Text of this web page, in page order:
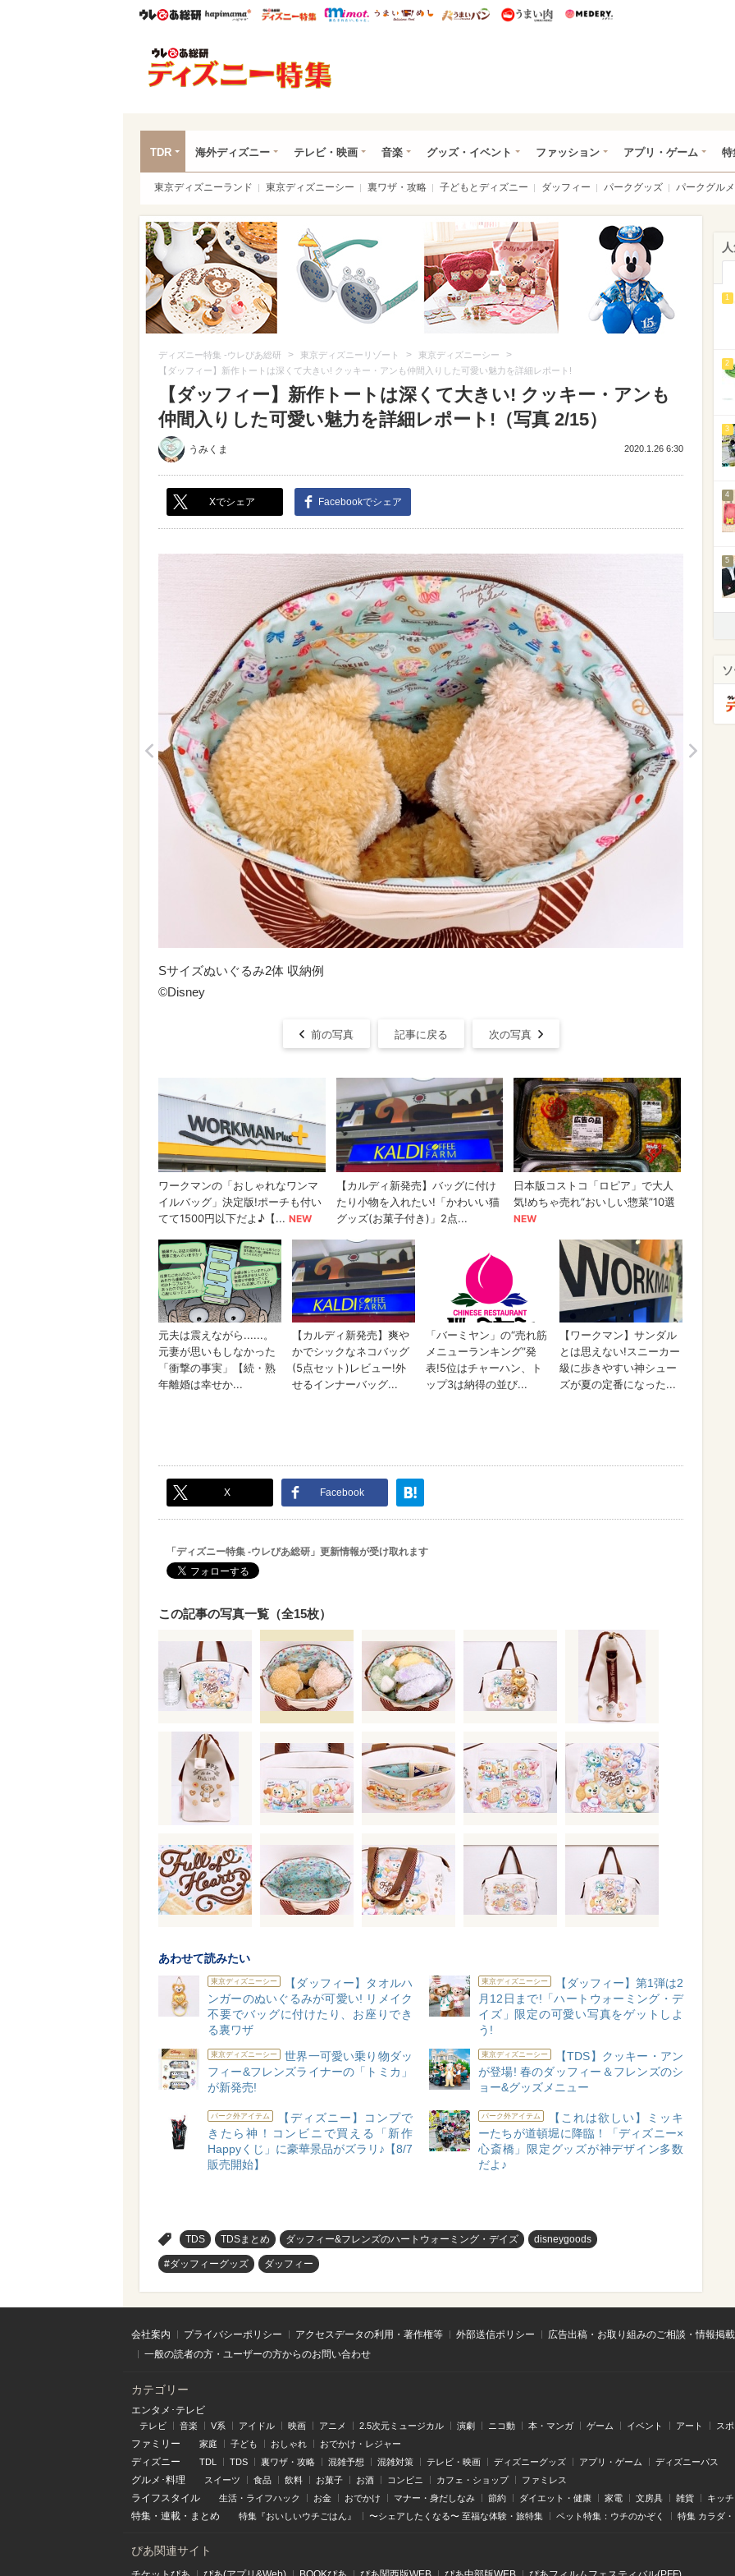
ウレぴあ総研ハピママ* ウレぴあ総研 ディズニー特集
mimot. うまいめし うまいパン うまい肉
TDR 海外ディズニー テレビ・映画 音楽 グッズ・イベント ファッション アプリ・ゲーム 特
東京ディズニーランド 東京ディズニーシー 裏ワザ・攻略 子どもとディズニー ダッフィー パークグッズ パークグルメ
ディズニー特集 -ウレぴあ総研 > 東京ディズニーリゾート > 東京ディズニーシー >
【ダッフィー】新作トートは深くて大きい! クッキー・アンも仲間入りした可愛い魅力を詳細レポート!
【ダッフィー】新作トートは深くて大きい! クッキー・アンも
仲間入りした可愛い魅力を詳細レポート!（写真 2/15）
うみくま 2020.1.26 6:30
Xでシェア Facebookでシェア
Sサイズぬいぐるみ2体 収納例
©Disney
前の写真 記事に戻る 次の写真
X Facebook
「ディズニー特集 -ウレぴあ総研」更新情報が受け取れます
この記事の写真一覧（全15枚）
あわせて読みたい
東京ディズニーシー
【ダッフィー】タオルハ
ンガーのぬいぐるみが可愛い! リメイク
不要でバッグに付けたり、お座りでき
る裏ワザ
東京ディズニーシー
【ダッフィー】第1弾は2
月12日まで!「ハートウォーミング・デ
イズ」限定の可愛い写真をゲットしよ
う!
東京ディズニーシー
世界一可愛い乗り物ダッ
フィー&フレンズライナーの「トミカ」
が新発売!
東京ディズニーシー
【TDS】クッキー・アン
が登場! 春のダッフィー＆フレンズのシ
ョー&グッズメニュー
パーク外アイテム
【ディズニー】コンプで
きたら神！コンビニで買える「新作
Happyくじ」に豪華景品がズラリ♪【8/7
販売開始】
パーク外アイテム
【これは欲しい】ミッキ
ーたちが道頓堀に降臨！「ディズニー×
心斎橋」限定グッズが神デザイン多数
だよ♪
TDS TDSまとめ ダッフィー&フレンズのハートウォーミング・デイズ disneygoods
#ダッフィーグッズ ダッフィー
1
2
3
4
5
会社案内 プライバシーポリシー アクセスデータの利用・著作権等 外部送信ポリシー
広告出稿・お取り組みのご相談・情報掲
一般の読者の方・ユーザーの方からのお問い合わせ
カテゴリー
エンタメ･テレビ
テレビ 音楽 V系 アイドル 映画 アニメ 2.5次元ミュージカル 演劇 ニコ動 本・マンガ ゲーム イベント アート ス
ファミリー 家庭 子ども おしゃれ おでかけ・レジャー
ディズニー TDL TDS 裏ワザ・攻略 混雑予想 混雑対策 テレビ・映画 ディズニーグッズ アプリ・ゲーム ディズニーパス
グルメ･料理 スイーツ 食品 飲料 お菓子 お酒 コンビニ カフェ・ショップ ファミレス
ライフスタイル 生活・ライフハック お金 おでかけ マナー・身だしなみ 節約 ダイエット・健康 家電 文房具 雑貨 キッ
特集 ・ 連載 ・ まとめ 特集『おいしいウチごはん』 〜シェアしたくなる〜 至福な体験・旅特集 ペット特集：ウチのかぞく 特集 カラダ
ぴあ関連サイト